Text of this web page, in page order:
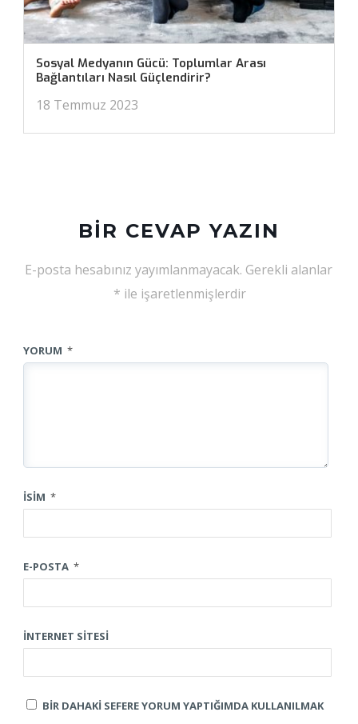
Sosyal Medyanın Gücü: Toplumlar Arası
Bağlantıları Nasıl Güçlendirir?
18 Temmuz 2023
BIR CEVAP YAZIN
E-posta hesabınız yayımlanmayacak. Gerekli alanlar
* ile işaretlenmişlerdir
YORUM *
İSIM *
E-POSTA *
İNTERNET SITESI
BIR DAHAKI SEFERE YORUM YAPTIĞIMDA KULLANILMAK